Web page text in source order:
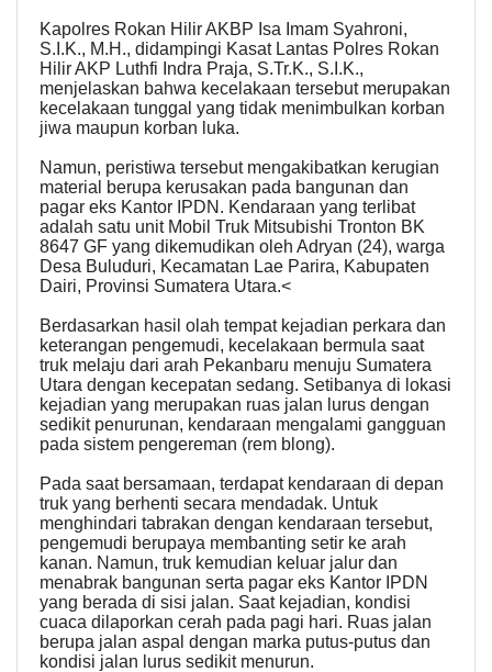
Kapolres Rokan Hilir AKBP Isa Imam Syahroni,
S.I.K., M.H., didampingi Kasat Lantas Polres Rokan
Hilir AKP Luthfi Indra Praja, S.Tr.K., S.I.K.,
menjelaskan bahwa kecelakaan tersebut merupakan
kecelakaan tunggal yang tidak menimbulkan korban
jiwa maupun korban luka.
Namun, peristiwa tersebut mengakibatkan kerugian
material berupa kerusakan pada bangunan dan
pagar eks Kantor IPDN. Kendaraan yang terlibat
adalah satu unit Mobil Truk Mitsubishi Tronton BK
8647 GF yang dikemudikan oleh Adryan (24), warga
Desa Buluduri, Kecamatan Lae Parira, Kabupaten
Dairi, Provinsi Sumatera Utara.<
Berdasarkan hasil olah tempat kejadian perkara dan
keterangan pengemudi, kecelakaan bermula saat
truk melaju dari arah Pekanbaru menuju Sumatera
Utara dengan kecepatan sedang. Setibanya di lokasi
kejadian yang merupakan ruas jalan lurus dengan
sedikit penurunan, kendaraan mengalami gangguan
pada sistem pengereman (rem blong).
Pada saat bersamaan, terdapat kendaraan di depan
truk yang berhenti secara mendadak. Untuk
menghindari tabrakan dengan kendaraan tersebut,
pengemudi berupaya membanting setir ke arah
kanan. Namun, truk kemudian keluar jalur dan
menabrak bangunan serta pagar eks Kantor IPDN
yang berada di sisi jalan. Saat kejadian, kondisi
cuaca dilaporkan cerah pada pagi hari. Ruas jalan
berupa jalan aspal dengan marka putus-putus dan
kondisi jalan lurus sedikit menurun.